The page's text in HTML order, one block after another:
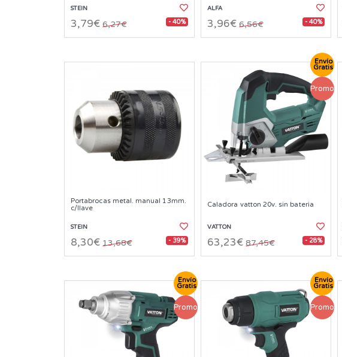
STEIN
3,79€ 6,27€ - 40%
ALFA
3,96€ 6,56€ - 40%
Portabrocas metal. manual 13mm.
c/llave
STEIN
8,30€ 13,68€ - 39%
Envío
Gratis
Promo
Caladora vatton 20v. sin bateria
VATTON
63,23€ 87,45€ - 28%
Envío
Gratis
Promo
Envío
Gratis
Promo